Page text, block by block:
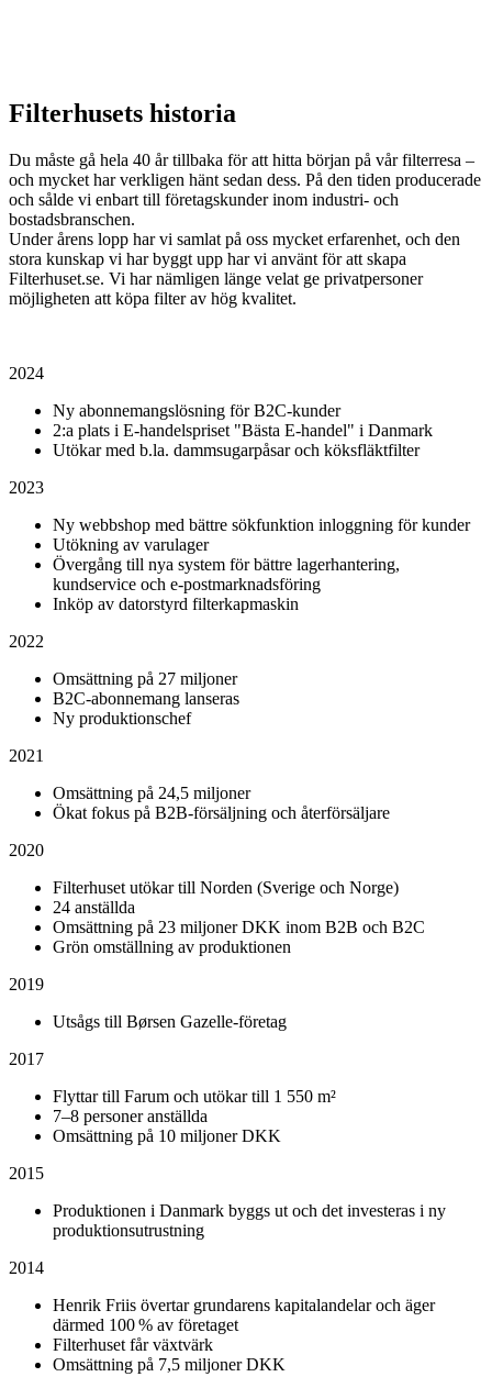
Filterhusets historia
Du måste gå hela 40 år tillbaka för att hitta början på vår filterresa –
och mycket har verkligen hänt sedan dess. På den tiden producerade
och sålde vi enbart till företagskunder inom industri- och
bostadsbranschen.
Under årens lopp har vi samlat på oss mycket erfarenhet, och den
stora kunskap vi har byggt upp har vi använt för att skapa
Filterhuset.se. Vi har nämligen länge velat ge privatpersoner
möjligheten att köpa filter av hög kvalitet.
2024
Ny abonnemangslösning för B2C-kunder
2:a plats i E-handelspriset "Bästa E-handel" i Danmark
Utökar med b.la. dammsugarpåsar och köksfläktfilter
2023
Ny webbshop med bättre sökfunktion inloggning för kunder
Utökning av varulager
Övergång till nya system för bättre lagerhantering,
kundservice och e-postmarknadsföring
Inköp av datorstyrd filterkapmaskin
2022
Omsättning på 27 miljoner
B2C-abonnemang lanseras
Ny produktionschef
2021
Omsättning på 24,5 miljoner
Ökat fokus på B2B-försäljning och återförsäljare
2020
Filterhuset utökar till Norden (Sverige och Norge)
24 anställda
Omsättning på 23 miljoner DKK inom B2B och B2C
Grön omställning av produktionen
2019
Utsågs till Børsen Gazelle-företag
2017
Flyttar till Farum och utökar till 1 550 m²
7–8 personer anställda
Omsättning på 10 miljoner DKK
2015
Produktionen i Danmark byggs ut och det investeras i ny
produktionsutrustning
2014
Henrik Friis övertar grundarens kapitalandelar och äger
därmed 100 % av företaget
Filterhuset får växtvärk
Omsättning på 7,5 miljoner DKK